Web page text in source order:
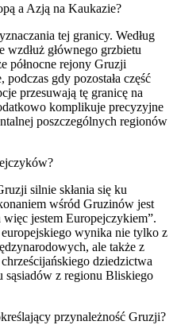
a Azją na Kaukazie?
tej granicy. Według
wzdłuż głównego grzbietu
północne rejony Gruzji
gdy pozostała część
przesuwają tę granicę na
komplikuje precyzyjne
poszczególnych regionów
silnie skłania się ku
wśród Gruzinów jest
więc jestem Europejczykiem”.
wynika nie tylko z
ale także z
dziedzictwa
z regionu Bliskiego
przynależność Gruzji?